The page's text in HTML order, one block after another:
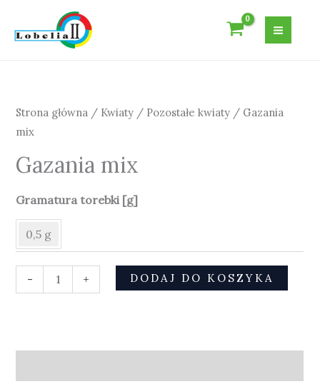
Strona główna / Kwiaty / Pozostałe kwiaty / Gazania
mix
Gazania mix
Gramatura torebki [g]
0,5 g
-
mix
+ DODAJ DO KOSZYKA